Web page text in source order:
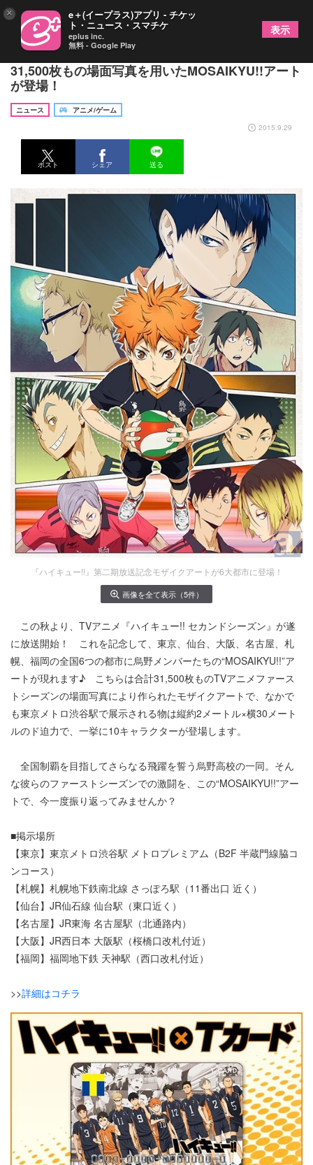
『ハイキュー!!』第二期放送記念、全国6大都市に
31,500枚もの場面写真を用いたMOSAIKYU!!アート
が登場！
ニュース
アニメ/ゲーム
2015.9.29
ポスト シェア 送る
『ハイキュー!!』第二期放送記念モザイクアートが6大都市に登場！
画像を全て表示（5件）
この秋より、TVアニメ『ハイキュー!! セカンドシーズン』が遂
に放送開始！ これを記念して、東京、仙台、大阪、名古屋、札
幌、福岡の全国6つの都市に烏野メンバーたちの“MOSAIKYU!!”ア
ートが現れます♪ こちらは合計31,500枚ものTVアニメファース
トシーズンの場面写真により作られたモザイクアートで、なかで
も東京メトロ渋谷駅で展示される物は縦約2メートル×横30メート
ルのド迫力で、一挙に10キャラクターが登場します。
全国制覇を目指してさらなる飛躍を誓う烏野高校の一同。そん
な彼らのファーストシーズンでの激闘を、この“MOSAIKYU!!”アー
トで、今一度振り返ってみませんか？
■掲示場所
【東京】東京メトロ渋谷駅 メトロプレミアム（B2F 半蔵門線脇コ
ンコース）
【札幌】札幌地下鉄南北線 さっぽろ駅（11番出口 近く）
【仙台】JR仙石線 仙台駅（東口近く）
【名古屋】JR東海 名古屋駅（北通路内）
【大阪】JR西日本 大阪駅（桜橋口改札付近）
【福岡】福岡地下鉄 天神駅（西口改札付近）
>>詳細はコチラ
× e＋(イープラス)アプリ - チケッ
ト・ニュース・スマチケ
eplus inc.
無料 - Google Play
表示